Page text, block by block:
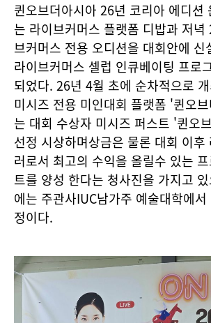
퀸오브더아시아 26년 코리아 에디션
는 라이브커머스 플랫폼 디밥과 저녁
브커머스 전용 오디션을 대회안에 신
라이브커머스 셀럽 인큐베이팅 프로
되었다. 26년 4월 초에 순차적으로
미시즈 전용 미인대회 플랫폼 '퀸오
는 대회 수상자 미시즈 퍼스트 '퀸오
선정 시상하며상금은 물론 대회 이후
러로서 최고의 수익을 올릴수 있는
트를 양성 한다는 청사진을 가지고
에는 주관사IUC남가주 예술대학에
정이다.